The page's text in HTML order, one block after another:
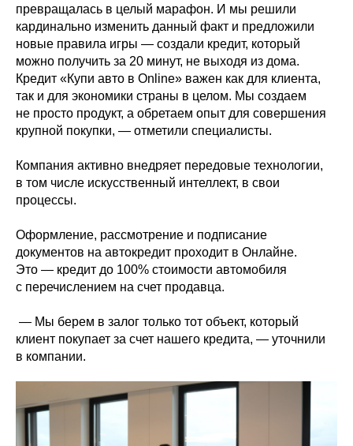
превращалась в целый марафон. И мы решили
кардинально изменить данный факт и предложили
новые правила игры — создали кредит, который
можно получить за 20 минут, не выходя из дома.
Кредит «Купи авто в Online» важен как для клиента,
так и для экономики страны в целом. Мы создаем
не просто продукт, а обретаем опыт для совершения
крупной покупки, — отметили специалисты.
Компания активно внедряет передовые технологии,
в том числе искусственный интеллект, в свои
процессы.
Оформление, рассмотрение и подписание
документов на автокредит проходит в Онлайне.
Это — кредит до 100% стоимости автомобиля
с перечислением на счет продавца.
— Мы берем в залог только тот объект, который
клиент покупает за счет нашего кредита, — уточнили
в компании.